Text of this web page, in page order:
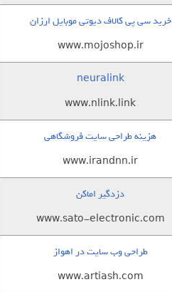
خرید سی پی کالاف دیوتی موبایل ارزان
www.mojoshop.ir
neuralink
www.nlink.link
هزینه طراحی سایت فروشگاهی
www.irandnn.ir
دزدگیر اماکن
www.sato-electronic.com
طراحی وب سایت در اهواز
www.artiash.com